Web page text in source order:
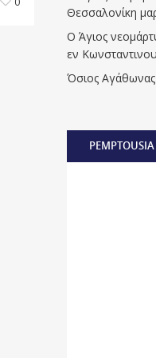
Θεσσαλονίκη
Ο Άγιος
εν
Όσιος Αγάθωνας
PEMPTOUSIA